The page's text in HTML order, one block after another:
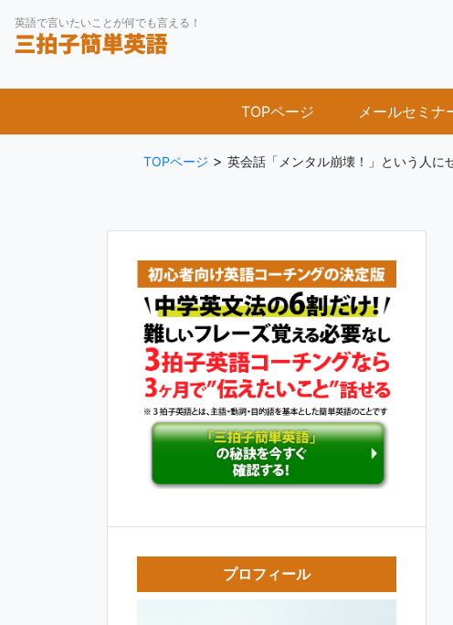
content
英語で言いたいことが何でも言える！
TOPページ メールセミナ
TOPページ > 英会話「メンタル崩壊！」という人に
プロフィール